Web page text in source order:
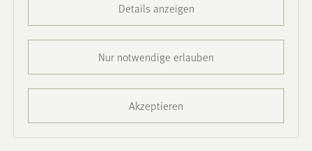
Presse
Details anzeigen
Nur notwendige erlauben
Akzeptieren